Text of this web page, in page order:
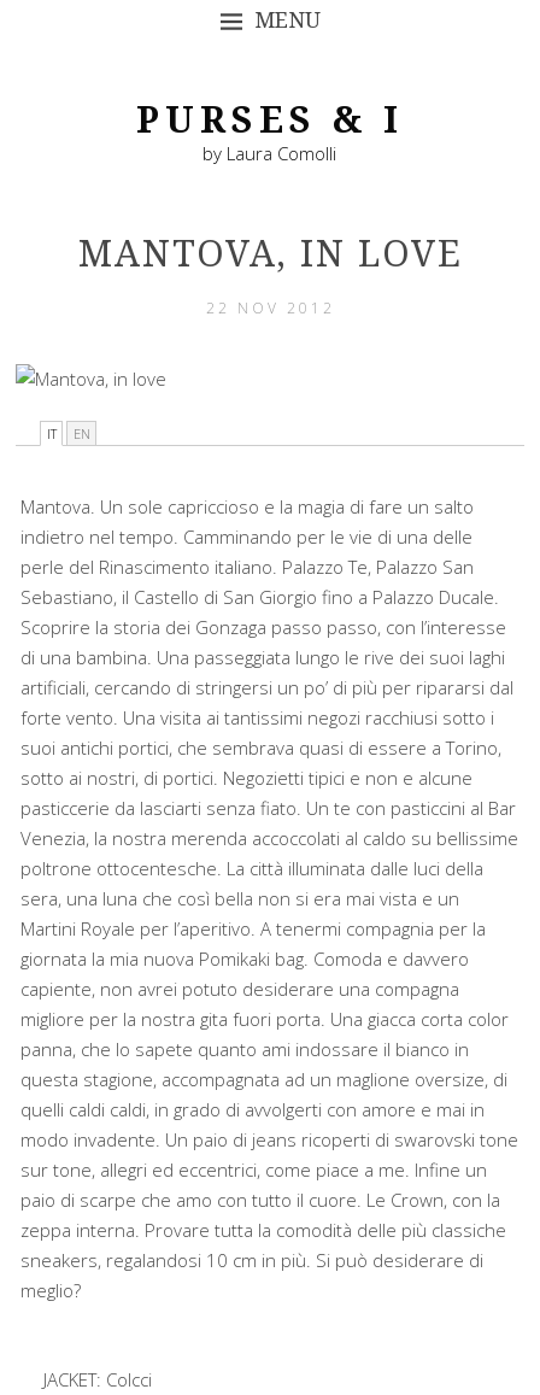
MENU
PURSES & I
by Laura Comolli
MANTOVA, IN LOVE
22 NOV 2012
IT EN
Mantova. Un sole capriccioso e la magia di fare un salto
indietro nel tempo. Camminando per le vie di una delle
perle del Rinascimento italiano. Palazzo Te, Palazzo San
Sebastiano, il Castello di San Giorgio fino a Palazzo Ducale.
Scoprire la storia dei Gonzaga passo passo, con l’interesse
di una bambina. Una passeggiata lungo le rive dei suoi laghi
artificiali, cercando di stringersi un po’ di più per ripararsi dal
forte vento. Una visita ai tantissimi negozi racchiusi sotto i
suoi antichi portici, che sembrava quasi di essere a Torino,
sotto ai nostri, di portici. Negozietti tipici e non e alcune
pasticcerie da lasciarti senza fiato. Un te con pasticcini al Bar
Venezia, la nostra merenda accoccolati al caldo su bellissime
poltrone ottocentesche. La città illuminata dalle luci della
sera, una luna che così bella non si era mai vista e un
Martini Royale per l’aperitivo. A tenermi compagnia per la
giornata la mia nuova Pomikaki bag. Comoda e davvero
capiente, non avrei potuto desiderare una compagna
migliore per la nostra gita fuori porta. Una giacca corta color
panna, che lo sapete quanto ami indossare il bianco in
questa stagione, accompagnata ad un maglione oversize, di
quelli caldi caldi, in grado di avvolgerti con amore e mai in
modo invadente. Un paio di jeans ricoperti di swarovski tone
sur tone, allegri ed eccentrici, come piace a me. Infine un
paio di scarpe che amo con tutto il cuore. Le Crown, con la
zeppa interna. Provare tutta la comodità delle più classiche
sneakers, regalandosi 10 cm in più. Si può desiderare di
meglio?
JACKET: Colcci